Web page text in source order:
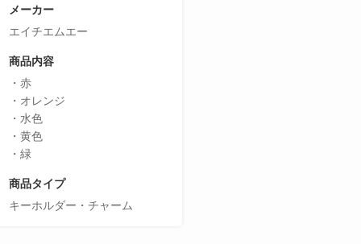
メーカー
エイチエムエー
商品内容
・赤
・オレンジ
・水色
・黄色
・緑
商品タイプ
キーホルダー・チャーム